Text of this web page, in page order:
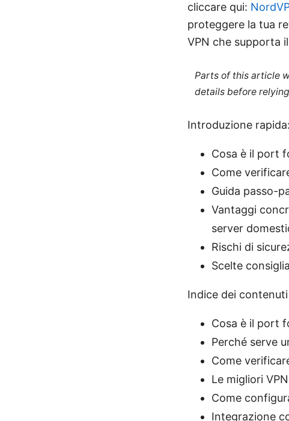
cliccare qui:
proteggere la tua
VPN che supporta
Parts of this article
details before
Introduzione
Cosa è il port
Come
Guida passo-
Vantaggi
server
Rischi di
Scelte
Indice dei contenuti
Cosa è il port
Perché serve
Come
Le migliori
Come
Integrazione